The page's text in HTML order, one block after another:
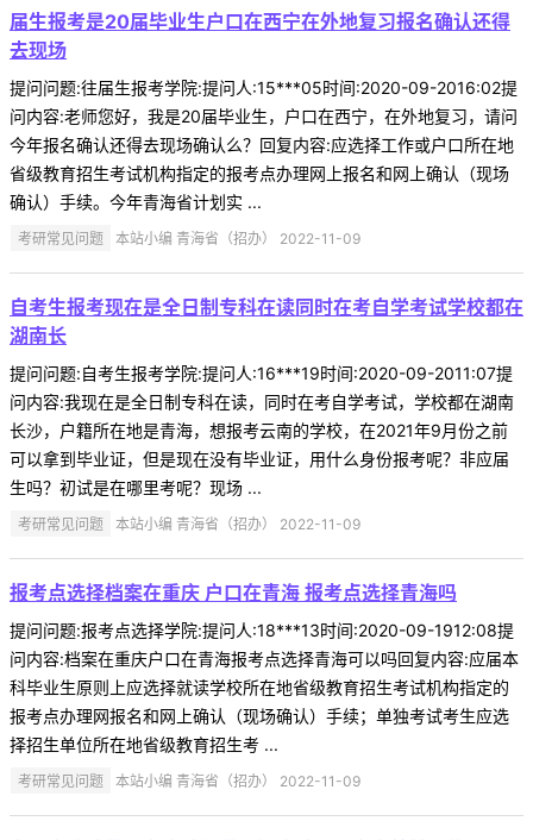
届生报考是20届毕业生户口在西宁在外地复习报名确认还得
去现场
提问问题:往届生报考学院:提问人:15***05时间:2020-09-2016:02提
问内容:老师您好，我是20届毕业生，户口在西宁，在外地复习，请问
今年报名确认还得去现场确认么？回复内容:应选择工作或户口所在地
省级教育招生考试机构指定的报考点办理网上报名和网上确认（现场
确认）手续。今年青海省计划实 ...
考研常见问题 本站小编 青海省（招办） 2022-11-09
自考生报考现在是全日制专科在读同时在考自学考试学校都在
湖南长
提问问题:自考生报考学院:提问人:16***19时间:2020-09-2011:07提
问内容:我现在是全日制专科在读，同时在考自学考试，学校都在湖南
长沙，户籍所在地是青海，想报考云南的学校，在2021年9月份之前
可以拿到毕业证，但是现在没有毕业证，用什么身份报考呢？非应届
生吗？初试是在哪里考呢？现场 ...
考研常见问题 本站小编 青海省（招办） 2022-11-09
报考点选择档案在重庆 户口在青海 报考点选择青海吗
提问问题:报考点选择学院:提问人:18***13时间:2020-09-1912:08提
问内容:档案在重庆户口在青海报考点选择青海可以吗回复内容:应届本
科毕业生原则上应选择就读学校所在地省级教育招生考试机构指定的
报考点办理网报名和网上确认（现场确认）手续；单独考试考生应选
择招生单位所在地省级教育招生考 ...
考研常见问题 本站小编 青海省（招办） 2022-11-09